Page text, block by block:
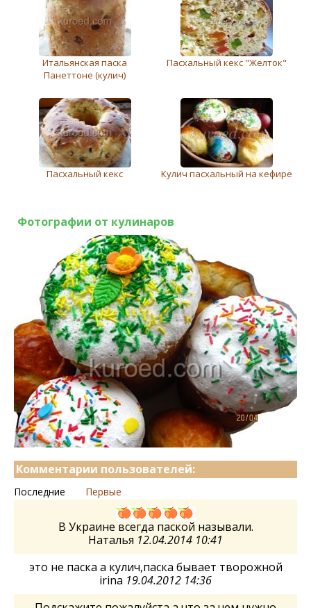
Итальянская паска
Панеттоне (кулич)
Пасхальный кекс "Желток"
Пасхальный кекс Кулич пасхальный на кефире
Фотографии от кулинаров
Комментарии пользователей:
Последние Первые
В Украине всегда паской называли.
Наталья 12.04.2014 10:41
это не паска а кулич,паска бывает творожной
irina 19.04.2012 14:36